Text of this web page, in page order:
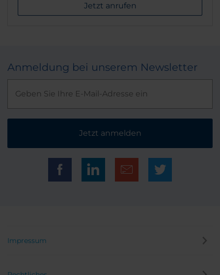
Jetzt anrufen
Anmeldung bei unserem Newsletter
Jetzt anmelden
Impressum